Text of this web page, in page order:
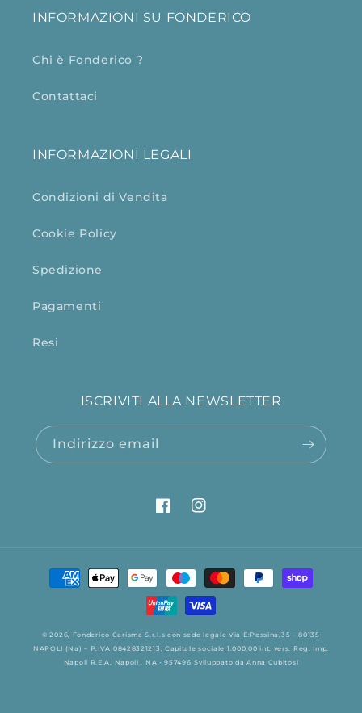
INFORMAZIONI SU FONDERICO
Chi è Fonderico ?
Contattaci
INFORMAZIONI LEGALI
Condizioni di Vendita
Cookie Policy
Spedizione
Pagamenti
Resi
ISCRIVITI ALLA NEWSLETTER
Indirizzo email
FacebookInstagram
Metodi
© 2026, Fonderico Carisma S.r.l.s con sede legale Via E:Pessina,35 – 80135
NAPOLI (Na) – P.IVA 08428321213, Capitale sociale 1.000,00 int. vers. Reg. Imp.
Napoli R.E.A. Napoli . NA - 957496 Sviluppato daAnna Cubitosi